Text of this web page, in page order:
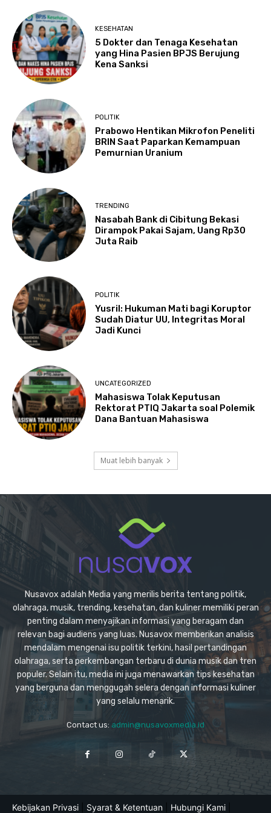
KESEHATAN
5 Dokter dan Tenaga Kesehatan
yang Hina Pasien BPJS Berujung
Kena Sanksi
POLITIK
Prabowo Hentikan Mikrofon Peneliti
BRIN Saat Paparkan Kemampuan
Pemurnian Uranium
TRENDING
Nasabah Bank di Cibitung Bekasi
Dirampok Pakai Sajam, Uang Rp30
Juta Raib
POLITIK
Yusril: Hukuman Mati bagi Koruptor
Sudah Diatur UU, Integritas Moral
Jadi Kunci
UNCATEGORIZED
Mahasiswa Tolak Keputusan
Rektorat PTIQ Jakarta soal Polemik
Dana Bantuan Mahasiswa
Muat lebih banyak
Nusavox adalah Media yang merilis berita tentang politik,
olahraga, musik, trending, kesehatan, dan kuliner memiliki peran
penting dalam menyajikan informasi yang beragam dan
relevan bagi audiens yang luas. Nusavox memberikan analisis
mendalam mengenai isu politik terkini, hasil pertandingan
olahraga, serta perkembangan terbaru di dunia musik dan tren
populer. Selain itu, media ini juga menawarkan tips kesehatan
yang berguna dan menggugah selera dengan informasi kuliner
yang selalu menarik.
Contact us: admin@nusavoxmedia.id
Kebijakan Privasi Syarat & Ketentuan Hubungi Kami